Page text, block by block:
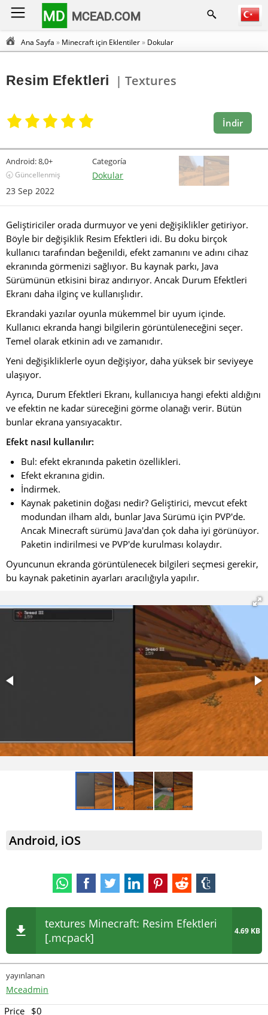
MD MCEAD.COM
Ana Sayfa » Minecraft için Eklentiler» Dokular
Resim Efektleri | Textures
İndir
Android:8,0+
🕣 Güncellenmiş
23 Sep 2022
Categoría
Dokular
Geliştiriciler orada durmuyor ve yeni değişiklikler getiriyor.
Böyle bir değişiklik Resim Efektleri idi. Bu doku birçok
kullanıcı tarafından beğenildi, efekt zamanını ve adını cihaz
ekranında görmenizi sağlıyor. Bu kaynak parkı, Java
Sürümünün etkisini biraz andırıyor. Ancak Durum Efektleri
Ekranı daha ilginç ve kullanışlıdır.
Ekrandaki yazılar oyunla mükemmel bir uyum içinde.
Kullanıcı ekranda hangi bilgilerin görüntüleneceğini seçer.
Temel olarak etkinin adı ve zamanıdır.
Yeni değişikliklerle oyun değişiyor, daha yüksek bir seviyeye
ulaşıyor.
Ayrıca, Durum Efektleri Ekranı, kullanıcıya hangi efekti aldığını
ve efektin ne kadar süreceğini görme olanağı verir. Bütün
bunlar ekrana yansıyacaktır.
Efekt nasıl kullanılır:
Bul: efekt ekranında paketin özellikleri.
Efekt ekranına gidin.
İndirmek.
Kaynak paketinin doğası nedir? Geliştirici, mevcut efekt
modundan ilham aldı, bunlar Java Sürümü için PVP'de.
Ancak Minecraft sürümü Java'dan çok daha iyi görünüyor.
Paketin indirilmesi ve PVP'de kurulması kolaydır.
Oyuncunun ekranda görüntülenecek bilgileri seçmesi gerekir,
bu kaynak paketinin ayarları aracılığıyla yapılır.
Android, iOS
textures Minecraft: Resim Efektleri
[.mcpack]
4.69 KB
yayınlanan
Mceadmin
Price $0